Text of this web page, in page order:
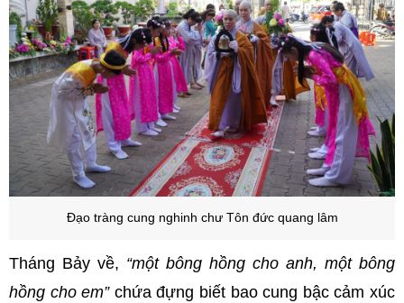
Đạo tràng cung nghinh chư Tôn đức quang lâm
Tháng Bảy về, “một bông hồng cho anh, một bông
hồng cho em”chứa đựng biết bao cung bậc cảm xúc